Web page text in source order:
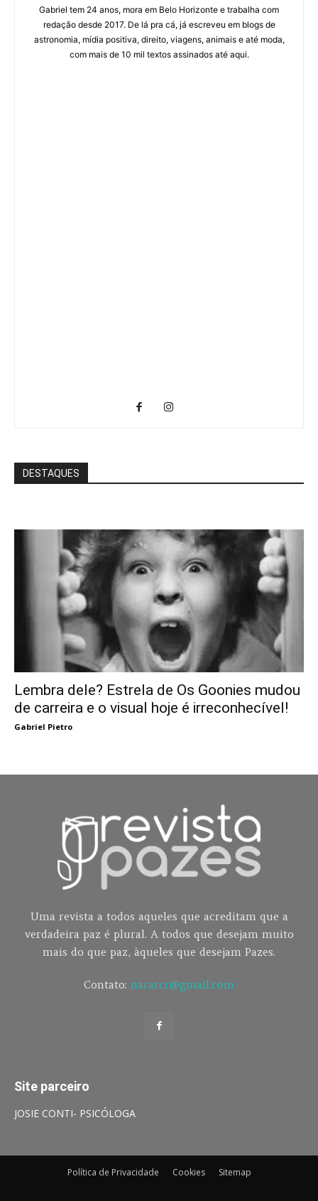
Gabriel tem 24 anos, mora em Belo Horizonte e trabalha com
redação desde 2017. De lá pra cá, já escreveu em blogs de
astronomia, mídia positiva, direito, viagens, animais e até moda,
com mais de 10 mil textos assinados até aqui.
DESTAQUES
Lembra dele? Estrela de Os Goonies mudou
de carreira e o visual hoje é irreconhecível!
Gabriel Pietro
Uma revista a todos aqueles que acreditam que a
verdadeira paz é plural. A todos que desejam muito
mais do que paz, àqueles que desejam Pazes.
Contato: nararcr@gmail.com
Site parceiro
JOSIE CONTI- PSICÓLOGA
Política de Privacidade Cookies Sitemap